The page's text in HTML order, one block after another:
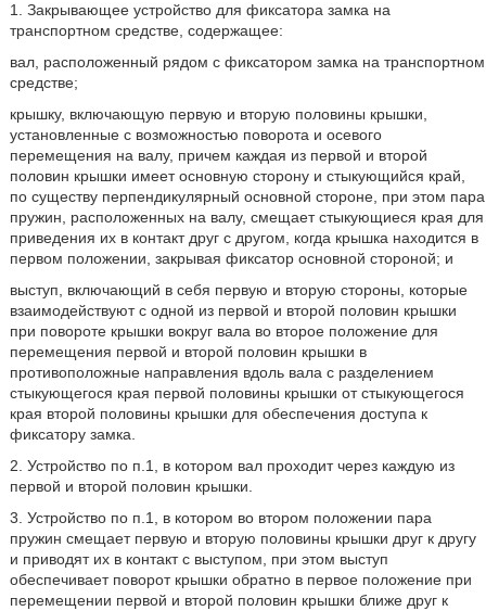
1. Закрывающее устройство для фиксатора замка на
транспортном средстве, содержащее:
вал, расположенный рядом с фиксатором замка на транспортном
средстве;
крышку, включающую первую и вторую половины крышки,
установленные с возможностью поворота и осевого
перемещения на валу, причем каждая из первой и второй
половин крышки имеет основную сторону и стыкующийся край,
по существу перпендикулярный основной стороне, при этом пара
пружин, расположенных на валу, смещает стыкующиеся края для
приведения их в контакт друг с другом, когда крышка находится в
первом положении, закрывая фиксатор основной стороной; и
выступ, включающий в себя первую и вторую стороны, которые
взаимодействуют с одной из первой и второй половин крышки
при повороте крышки вокруг вала во второе положение для
перемещения первой и второй половин крышки в
противоположные направления вдоль вала с разделением
стыкующегося края первой половины крышки от стыкующегося
края второй половины крышки для обеспечения доступа к
фиксатору замка.
2. Устройство по п.1, в котором вал проходит через каждую из
первой и второй половин крышки.
3. Устройство по п.1, в котором во втором положении пара
пружин смещает первую и вторую половины крышки друг к другу
и приводят их в контакт с выступом, при этом выступ
обеспечивает поворот крышки обратно в первое положение при
перемещении первой и второй половин крышки ближе друг к